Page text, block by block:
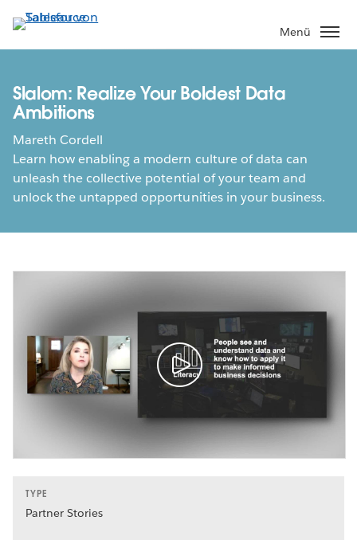
Direkt
zum
Inhalt
Menü
Slalom: Realize Your Boldest Data
Ambitions
Mareth Cordell
Learn how enabling a modern culture of data can
unleash the collective potential of your team and
unlock the untapped opportunities in your business.
TYPE
Partner Stories